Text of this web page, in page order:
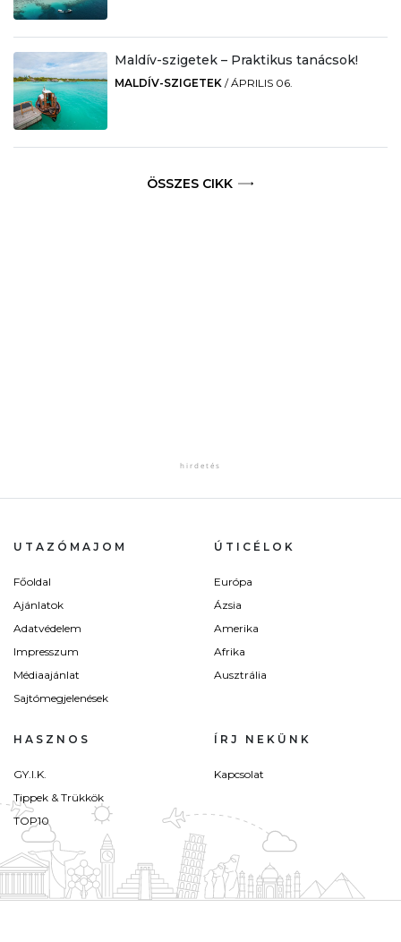
Maldív-szigetek – Praktikus tanácsok!
MALDÍV-SZIGETEK /ÁPRILIS 06.
ÖSSZES CIKK
UTAZÓMAJOM
Főoldal
Ajánlatok
Adatvédelem
Impresszum
Médiaajánlat
Sajtómegjelenések
ÚTICÉLOK
Európa
Ázsia
Amerika
Afrika
Ausztrália
HASZNOS
GY.I.K.
Tippek & Trükkök
TOP10
ÍRJ NEKÜNK
Kapcsolat